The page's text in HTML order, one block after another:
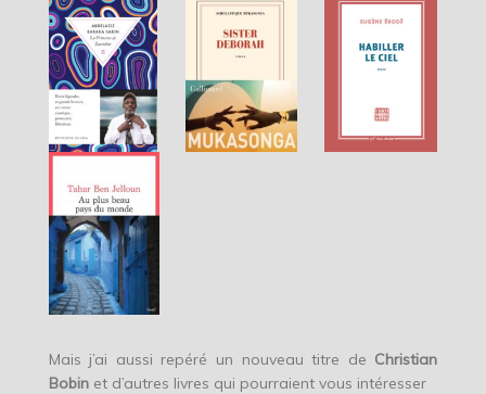
Mais j’ai aussi repéré un nouveau titre de Christian
Bobinet d’autres livres qui pourraient vous intéresser